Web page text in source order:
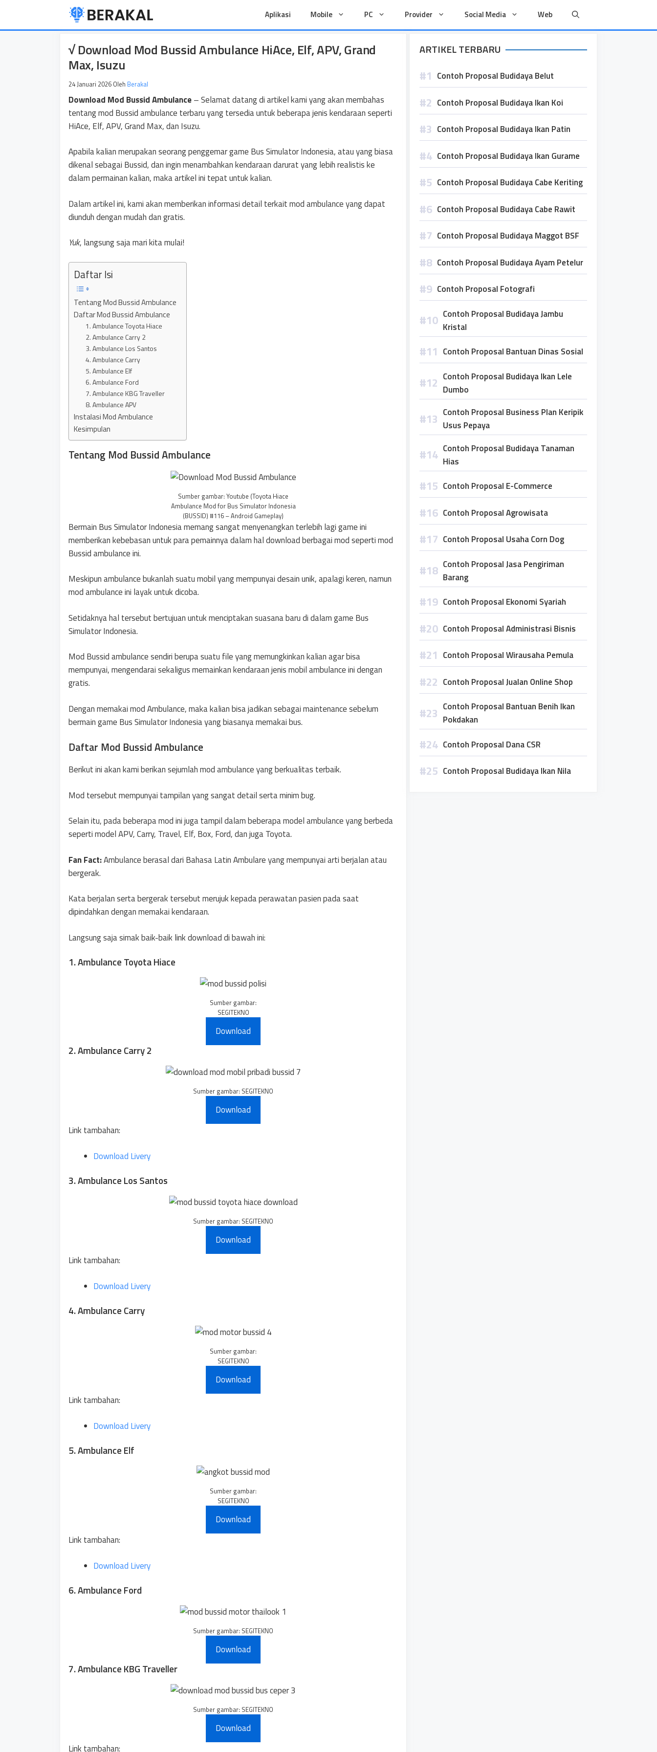
isi
Aplikasi Mobile PC Provider Social Media Web
√ Download Mod Bussid Ambulance HiAce, Elf, APV, Grand
Max, Isuzu
24 Januari 2026 Oleh Berakal
Download Mod Bussid Ambulance– Selamat datang di artikel kami yang akan membahas
tentang mod Bussid ambulance terbaru yang tersedia untuk beberapa jenis kendaraan seperti
HiAce, Elf, APV, Grand Max, dan Isuzu.
Apabila kalian merupakan seorang penggemar game Bus Simulator Indonesia, atau yang biasa
dikenal sebagai Bussid, dan ingin menambahkan kendaraan darurat yang lebih realistis ke
dalam permainan kalian, maka artikel ini tepat untuk kalian.
Dalam artikel ini, kami akan memberikan informasi detail terkait mod ambulance yang dapat
diunduh dengan mudah dan gratis.
Yuk, langsung saja mari kita mulai!
Daftar Isi
Tentang Mod Bussid Ambulance
Daftar Mod Bussid Ambulance
1. Ambulance Toyota Hiace
2. Ambulance Carry 2
3. Ambulance Los Santos
4. Ambulance Carry
5. Ambulance Elf
6. Ambulance Ford
7. Ambulance KBG Traveller
8. Ambulance APV
Instalasi Mod Ambulance
Kesimpulan
Tentang Mod Bussid Ambulance
Sumber gambar: Youtube (Toyota Hiace
Ambulance Mod for Bus Simulator Indonesia
(BUSSID) #116 – Android Gameplay)
Bermain Bus Simulator Indonesia memang sangat menyenangkan terlebih lagi game ini
memberikan kebebasan untuk para pemainnya dalam hal download berbagai mod seperti mod
Bussid ambulance ini.
Meskipun ambulance bukanlah suatu mobil yang mempunyai desain unik, apalagi keren, namun
mod ambulance ini layak untuk dicoba.
Setidaknya hal tersebut bertujuan untuk menciptakan suasana baru di dalam game Bus
Simulator Indonesia.
Mod Bussid ambulance sendiri berupa suatu file yang memungkinkan kalian agar bisa
mempunyai, mengendarai sekaligus memainkan kendaraan jenis mobil ambulance ini dengan
gratis.
Dengan memakai mod Ambulance, maka kalian bisa jadikan sebagai maintenance sebelum
bermain game Bus Simulator Indonesia yang biasanya memakai bus.
Daftar Mod Bussid Ambulance
Berikut ini akan kami berikan sejumlah mod ambulance yang berkualitas terbaik.
Mod tersebut mempunyai tampilan yang sangat detail serta minim bug.
Selain itu, pada beberapa mod ini juga tampil dalam beberapa model ambulance yang berbeda
seperti model APV, Carry, Travel, Elf, Box, Ford, dan juga Toyota.
Fan Fact:Ambulance berasal dari Bahasa Latin Ambulare yang mempunyai arti berjalan atau
bergerak.
Kata berjalan serta bergerak tersebut merujuk kepada perawatan pasien pada saat
dipindahkan dengan memakai kendaraan.
Langsung saja simak baik-baik link download di bawah ini:
1. Ambulance Toyota Hiace
Sumber gambar:
SEGITEKNO
Download
2. Ambulance Carry 2
Sumber gambar: SEGITEKNO
Download
Link tambahan:
Download Livery
3. Ambulance Los Santos
Sumber gambar: SEGITEKNO
Download
Link tambahan:
Download Livery
4. Ambulance Carry
Sumber gambar:
SEGITEKNO
Download
Link tambahan:
Download Livery
5. Ambulance Elf
Sumber gambar:
SEGITEKNO
Download
Link tambahan:
Download Livery
6. Ambulance Ford
Sumber gambar: SEGITEKNO
Download
7. Ambulance KBG Traveller
Sumber gambar: SEGITEKNO
Download
Link tambahan:
ARTIKEL TERBARU
Contoh Proposal Budidaya Belut
Contoh Proposal Budidaya Ikan Koi
Contoh Proposal Budidaya Ikan Patin
Contoh Proposal Budidaya Ikan Gurame
Contoh Proposal Budidaya Cabe Keriting
Contoh Proposal Budidaya Cabe Rawit
Contoh Proposal Budidaya Maggot BSF
Contoh Proposal Budidaya Ayam Petelur
Contoh Proposal Fotografi
Contoh Proposal Budidaya Jambu
Kristal
Contoh Proposal Bantuan Dinas Sosial
Contoh Proposal Budidaya Ikan Lele
Dumbo
Contoh Proposal Business Plan Keripik
Usus Pepaya
Contoh Proposal Budidaya Tanaman
Hias
Contoh Proposal E-Commerce
Contoh Proposal Agrowisata
Contoh Proposal Usaha Corn Dog
Contoh Proposal Jasa Pengiriman
Barang
Contoh Proposal Ekonomi Syariah
Contoh Proposal Administrasi Bisnis
Contoh Proposal Wirausaha Pemula
Contoh Proposal Jualan Online Shop
Contoh Proposal Bantuan Benih Ikan
Pokdakan
Contoh Proposal Dana CSR
Contoh Proposal Budidaya Ikan Nila